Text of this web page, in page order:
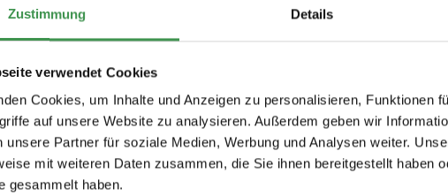
Zustimmung Details
verwendet Cookies
Cookies, um Inhalte und Anzeigen zu personalisieren, Funktionen
auf unsere Website zu analysieren. Außerdem geben wir
unsere Partner für soziale Medien, Werbung und Analysen weiter.
mit weiteren Daten zusammen, die Sie ihnen bereitgestellt haben
gesammelt haben.
von Spielzeug, Speichel- und Schweißechtheit